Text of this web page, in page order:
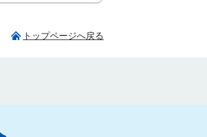
トップページへ戻る